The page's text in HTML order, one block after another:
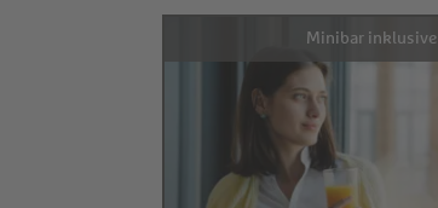
Minibar inklusive